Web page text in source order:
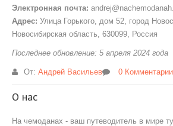
Электронная почта:
Адрес: Улица Горького, дом 52, город
Новосибирская область, 630099, Россия
Последнее обновление: 5 апреля 2024 года
От: Андрей Васильев 0 Комментарии
О нас
На чемоданах - ваш путеводитель в мире